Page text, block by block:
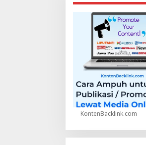
KontenBacklink.com